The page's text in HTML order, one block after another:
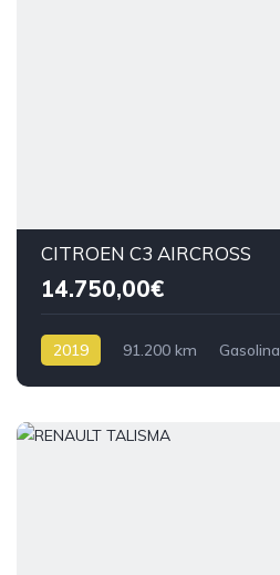
CITROEN C3 AIRCROSS
14.750,00€
2019 91.200 km Gasolina